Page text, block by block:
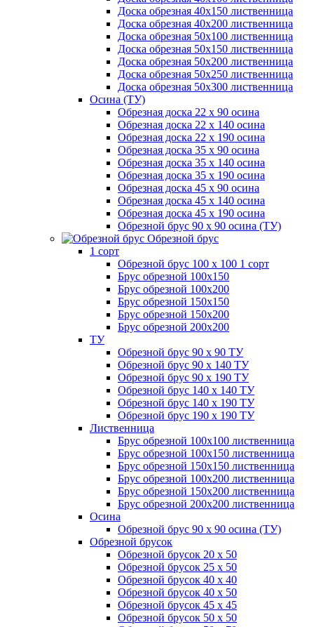
Доска обрезная 40х150 лиственница
Доска обрезная 40х200 лиственница
Доска обрезная 50х100 лиственница
Доска обрезная 50х150 лиственница
Доска обрезная 50х200 лиственница
Доска обрезная 50х250 лиственница
Доска обрезная 50х300 лиственница
Осина (ТУ)
Обрезная доска 22 х 90 осина
Обрезная доска 22 х 140 осина
Обрезная доска 22 х 190 осина
Обрезная доска 35 х 90 осина
Обрезная доска 35 х 140 осина
Обрезная доска 35 х 190 осина
Обрезная доска 45 х 90 осина
Обрезная доска 45 х 140 осина
Обрезная доска 45 х 190 осина
Обрезной брус 90 х 90 осина (ТУ)
Обрезной брус
1 сорт
Обрезной брус 100 х 100 1 сорт
Брус обрезной 100х150
Брус обрезной 100х200
Брус обрезной 150х150
Брус обрезной 150х200
Брус обрезной 200х200
ТУ
Обрезной брус 90 х 90 ТУ
Обрезной брус 90 х 140 ТУ
Обрезной брус 90 х 190 ТУ
Обрезной брус 140 х 140 ТУ
Обрезной брус 140 х 190 ТУ
Обрезной брус 190 х 190 ТУ
Лиственница
Брус обрезной 100х100 лиственница
Брус обрезной 100х150 лиственница
Брус обрезной 150х150 лиственница
Брус обрезной 100х200 лиственница
Брус обрезной 150х200 лиственница
Брус обрезной 200х200 лиственница
Осина
Обрезной брус 90 х 90 осина (ТУ)
Обрезной брусок
Обрезной брусок 20 х 50
Обрезной брусок 25 х 50
Обрезной брусок 40 х 40
Обрезной брусок 40 х 50
Обрезной брусок 45 х 45
Обрезной брусок 50 х 50